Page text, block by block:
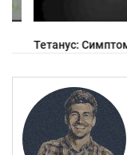
Тетанус: Симптоми,